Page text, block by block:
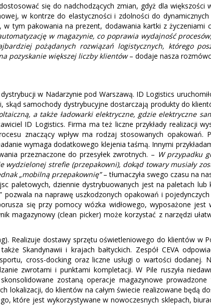
się do nadchodzących zmian, gdyż dla większości
w kontrze do elastyczności i zdolności do
tym pakowania na prezent, dodawania kartki z życzeniami
w magazynie, co poprawia wydajność
pożądanych rozwiązań logistycznych, którego
pozyskanie większej liczby klientów– dodaje nasza
w Nadarzynie pod Warszawą. ID Logistics
samochody dystrybucyjne dostarczają produkty do
a także ładowarki elektryczne, gdzie elektryczne
ID Logistics. Firma ma też liczne przykłady realizacji
znaczący wpływ ma rodzaj stosowanych opakowań.
wymaga dodatkowego klejenia taśmą. Innymi
przeznaczone do przesyłek zwrotnych. – W przypadku
strefie (przepakowni), dokąd towary musiały
„mobilną przepakownię”– tłumaczyła swego czasu na
paletowych, dziennie dystrybuowanych jest na paletach lub
na naprawę uszkodzonych opakowań i
się przy pomocy wózka widłowego, wyposażone jest
magazynowy (clean picker) może korzystać z narzędzi
Realizuje dostawy sprzętu oświetleniowego do klientów w
Skandynawii i krajach bałtyckich. Zespół CEVA
cross-docking oraz liczne usługi o wartości dodanej.
zwrotami i punktami kompletacji. W Pile ruszyła
zostaną operacje magazynowe
lokalizacji, do klientów na całym świecie realizowane będą
które jest wykorzystywane w nowoczesnych sklepach,